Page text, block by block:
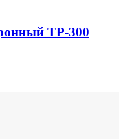
ТР-300